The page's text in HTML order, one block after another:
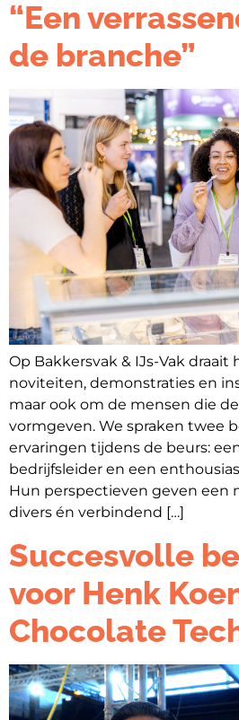
“Een
de branche”
Op Bakkersvak & IJs-Vak
noviteiten, demonstraties en
maar ook om de mensen die
vormgeven. We spraken twee
ervaringen tijdens de beurs:
bedrijfsleider en een
Hun perspectieven geven een
divers én verbindend […]
Succesvolle
voor Henk
Chocolate